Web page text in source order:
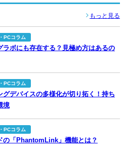
もっと見る
PCコラム
ラボにも存在する？見極め方はあるの
PCコラム
グデバイスの多様化が切り拓く！持ち
境
PCコラム
の「PhantomLink」機能とは？